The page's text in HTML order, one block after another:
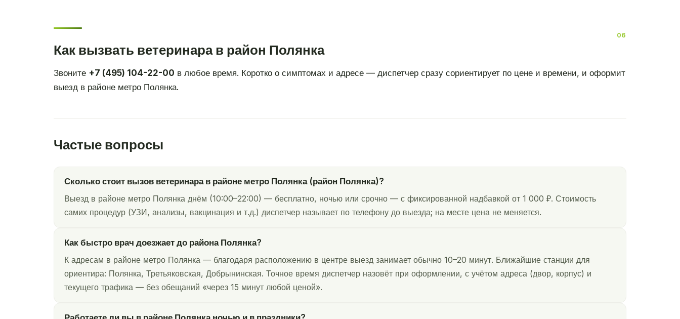
Как вызвать ветеринара в район Полянка
Звоните +7 (495) 104-22-00 в любое время. Коротко о симптомах и адресе — диспетчер сразу сориентирует по цене и времени, и оформит
выезд в районе метро Полянка.
Частые вопросы
Сколько стоит вызов ветеринара в районе метро Полянка (район Полянка)?
Выезд в районе метро Полянка днём (10:00–22:00) — бесплатно, ночью или срочно — с фиксированной надбавкой от 1 000 ₽. Стоимость
самих процедур (УЗИ, анализы, вакцинация и т.д.) диспетчер называет по телефону до выезда; на месте цена не меняется.
Как быстро врач доезжает до района Полянка?
К адресам в районе метро Полянка — благодаря расположению в центре выезд занимает обычно 10–20 минут. Ближайшие станции для
ориентира: Полянка, Третьяковская, Добрынинская. Точное время диспетчер назовёт при оформлении, с учётом адреса (двор, корпус) и
текущего трафика — без обещаний «через 15 минут любой ценой».